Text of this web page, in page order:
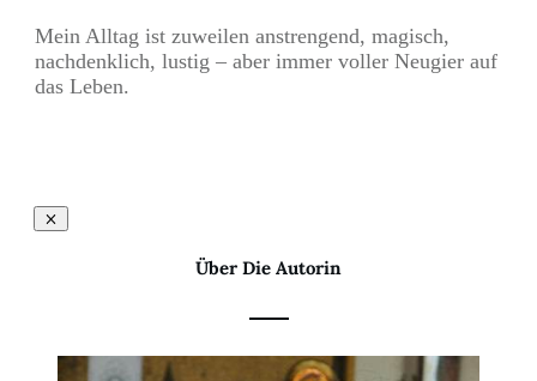
Mein Alltag ist zuweilen anstrengend, magisch,
nachdenklich, lustig – aber immer voller Neugier auf
das Leben.
Über Die Autorin